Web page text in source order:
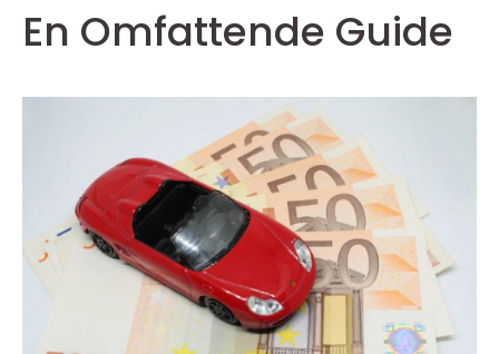
En Omfattende Guide